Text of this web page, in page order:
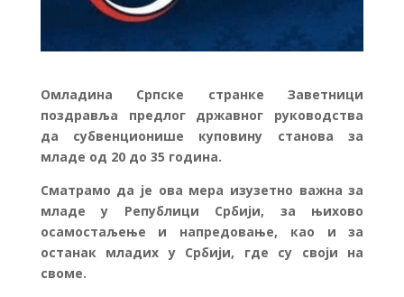
Омладина Српске странке Заветници
поздравља предлог државног руководства
да субвенционише куповину станова за
младе од 20 до 35 година.
Сматрамо да је ова мера изузетно важна за
младе у Републици Србији, за њихово
осамостаљење и напредовање, као и за
останак младих у Србији, где су своји на
своме.